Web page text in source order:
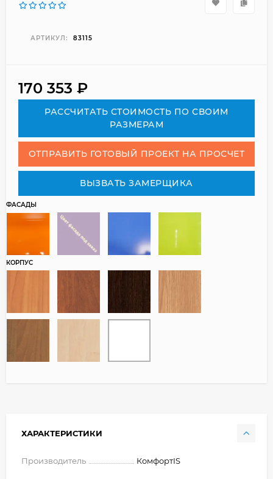
АРТИКУЛ: 83115
170 353 ₽
РАСCЧИТАТЬ СТОИМОСТЬ ПО СВОИМ
РАЗМЕРАМ
ОТПРАВИТЬ ГОТОВЫЙ ПРОЕКТ НА ПРОСЧЕТ
ВЫЗВАТЬ ЗАМЕРЩИКА
ФАСАДЫ
КОРПУС
ХАРАКТЕРИСТИКИ
Производитель КомфортIS